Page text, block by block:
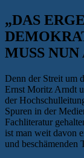
„DAS
MUSS
Denn der Streit um
Ernst Moritz Arndt
der
Spuren in der
Fachliteratur
ist man weit davon
und beschämenden